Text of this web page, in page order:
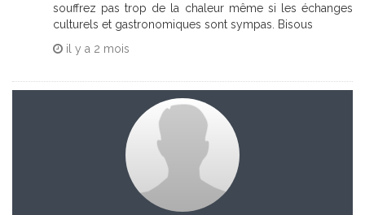
souffrez pas trop de la chaleur même si les échanges
culturels et gastronomiques sont sympas. Bisous
il y a 2 mois